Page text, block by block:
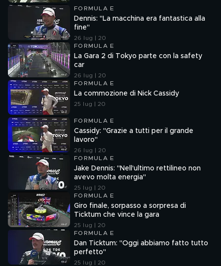
FORMULA E
Dennis: "La macchina era fantastica alla
fine"
26 lug | 20
FORMULA E
La Gara 2 di Tokyo parte con la safety
car
26 lug | 20
FORMULA E
La commozione di Nick Cassidy
25 lug | 20
FORMULA E
Cassidy: "Grazie a tutti per il grande
lavoro"
26 lug | 20
FORMULA E
Jake Dennis: "Nell'ultimo rettilineo non
avevo molta energia"
25 lug | 20
FORMULA E
Giro finale, sorpasso a sorpresa di
Ticktum che vince la gara
25 lug | 20
FORMULA E
Dan Ticktum: "Oggi abbiamo fatto tutto
perfetto"
25 lug | 20